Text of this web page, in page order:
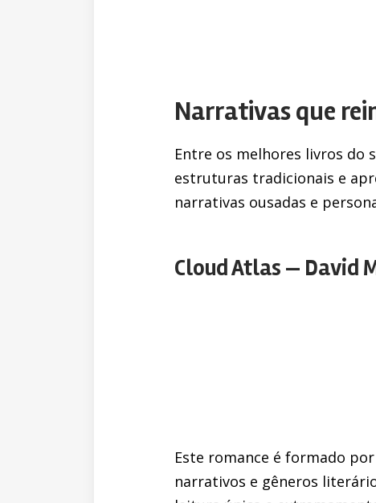
Narrativas que
Entre os melhores livros do
estruturas tradicionais e
narrativas ousadas e
Cloud Atlas — David
Este romance é formado
narrativos e gêneros